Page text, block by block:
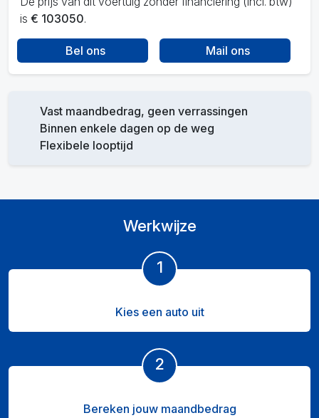
is € 103050.
Bel ons Mail ons
Vast maandbedrag, geen verrassingen
Binnen enkele dagen op de weg
Flexibele looptijd
Werkwijze
1
Kies een auto uit
2
Bereken jouw maandbedrag